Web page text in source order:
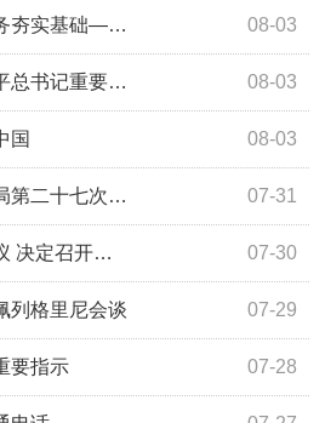
08-03
夯实基础—…
08-03
总书记重要…
08-03
国
07-31
第二十七次…
07-30
决定召开…
07-29
列格里尼会谈
07-28
要指示